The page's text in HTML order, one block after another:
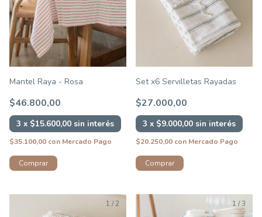
Mantel Raya - Rosa
$46.800,00
3 x $15.600,00 sin interés
$35.100,00 con Mercado Pago
Comprar
Set x6 Servilletas Rayadas
$27.000,00
3 x $9.000,00 sin interés
$20.250,00 con Mercado Pago
Comprar
1 /2 1 /3